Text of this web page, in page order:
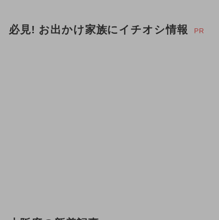
必見! お出かけ家族にイチオシ情報 PR